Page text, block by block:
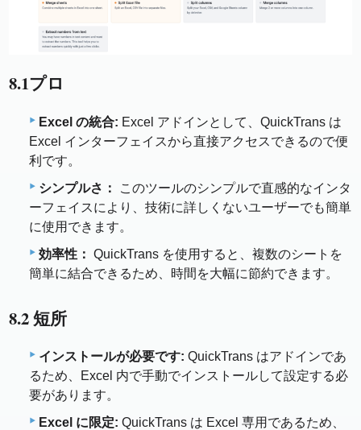
8.1プロ
Excel の統合: Excel アドインとして、QuickTrans は
Excel インターフェイスから直接アクセスできるので便
利です。
シンプルさ：
このツールのシンプルで直感的なインタ
ーフェイスにより、技術に詳しくないユーザーでも簡単
に使用できます。
効率性： QuickTrans を使用すると、複数のシートを
簡単に結合できるため、時間を大幅に節約できます。
8.2 短所
インストールが必要です: QuickTrans はアドインであ
るため、Excel 内で手動でインストールして設定する必
要があります。
Excel に限定: QuickTrans は Excel 専用であるため、